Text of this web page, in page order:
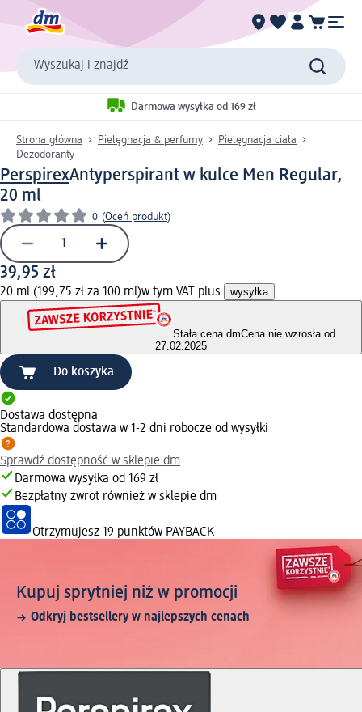
Wyszukaj i znajdź
Darmowa wysyłka od 169 zł
Strona główna Pielęgnacja & perfumy
Pielęgnacja ciała
Dezodoranty
PerspirexAntyperspirant w kulce Men Regular,
20 ml
0 (Oceń produkt)
39,95 zł
20 ml (199,75 zł za 100 ml)w tym VAT plus wysyłka
Stała cena dmCena nie wzrosła od
27.02.2025
Do koszyka
Dostawa dostępna
Standardowa dostawa w 1-2 dni robocze od wysyłki
Sprawdź dostępność w sklepie dm
Darmowa wysyłka od 169 zł
Bezpłatny zwrot również w sklepie dm
Otrzymujesz 19 punktów PAYBACK
Kupuj sprytniej niż w promocji
Odkryj bestsellery w najlepszych cenach